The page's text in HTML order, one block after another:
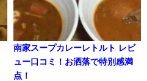
南家スープカレーレトルト レビ
ュー口コミ！お洒落で特別感満
点！